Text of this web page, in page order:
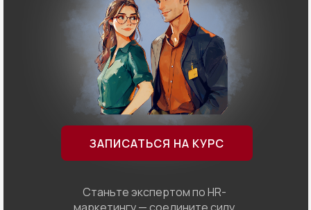
Станьте экспертом по HR-
ЗАПИСАТЬСЯ НА КУРС